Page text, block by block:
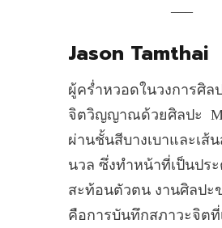
Jason Tamthai
ผู้คร่ำหวอดในวงการศิล
จิตวิญญาณด้วยศิลปะ
ผ่านชั้นสีบางเบาและเส้
นวล ซึ่งทำหน้าที่เป็นปร
สะท้อนตัวตน งานศิลปะ
คือการบันทึกสภาวะจิตที่